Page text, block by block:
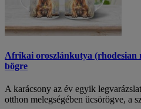
Afrikai oroszlánkutya (rhodesian
bögre
A karácsony az év egyik
otthon melegségében ücsörögve, a